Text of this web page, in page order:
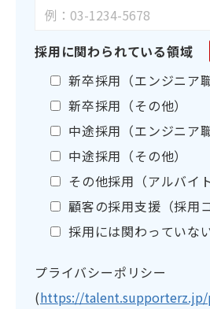
採用に関わられている領域
新卒採用（エンジニア職
新卒採用（その他）
中途採用（エンジニア職
中途採用（その他）
その他採用（アルバイ
顧客の採用支援（採用
採用には関わっていな
プライバシーポリシー
(https://talent.supporterz.jp/